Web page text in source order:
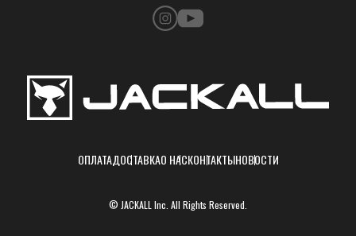
ОПЛАТАДОСТАВКАО НАСКОНТАКТЫНОВОСТИ
© JACKALL Inc. All Rights Reserved.